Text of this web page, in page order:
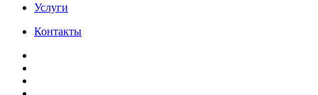
Услуги
Контакты